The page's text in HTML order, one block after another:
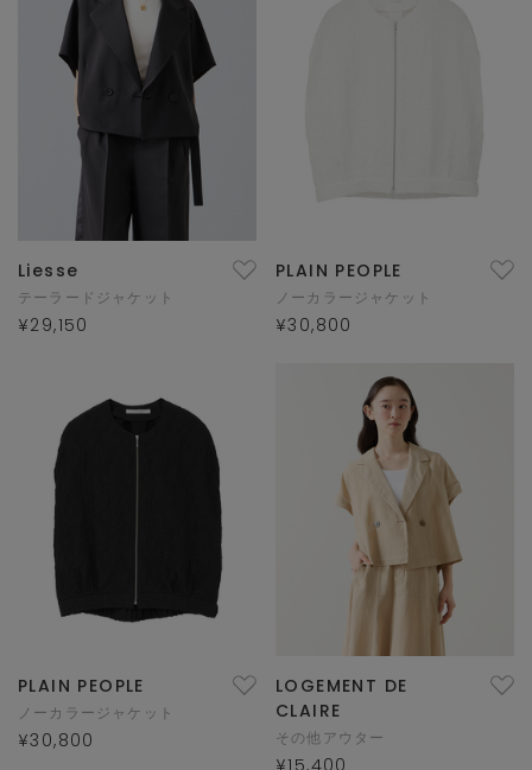
Liesse
テーラードジャケット
¥29,150
PLAIN PEOPLE
ノーカラージャケット
¥30,800
PLAIN PEOPLE
ノーカラージャケット
¥30,800
LOGEMENT DE
CLAIRE
その他アウター
¥15,400